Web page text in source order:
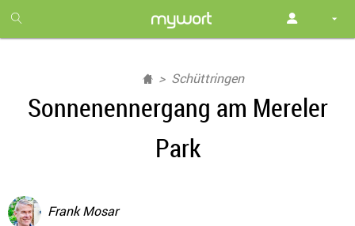
month
free
Schüttringen
Sonnenennergang am Mereler
Park
Frank Mosar